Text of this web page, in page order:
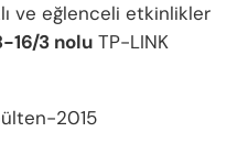
ve eğlenceli etkinlikler
16/3 nolu TP-LINK